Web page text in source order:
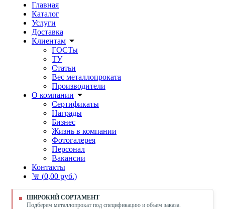
Главная
Каталог
Услуги
Доставка
Клиентам
ГОСТы
ТУ
Статьи
Вес металлопроката
Производители
О компании
Сертификаты
Награды
Бизнес
Жизнь в компании
Фотогалерея
Персонал
Вакансии
Контакты
(0,00 руб.)
ШИРОКИЙ СОРТАМЕНТ
Подберем металлопрокат под спецификацию и объем заказа.